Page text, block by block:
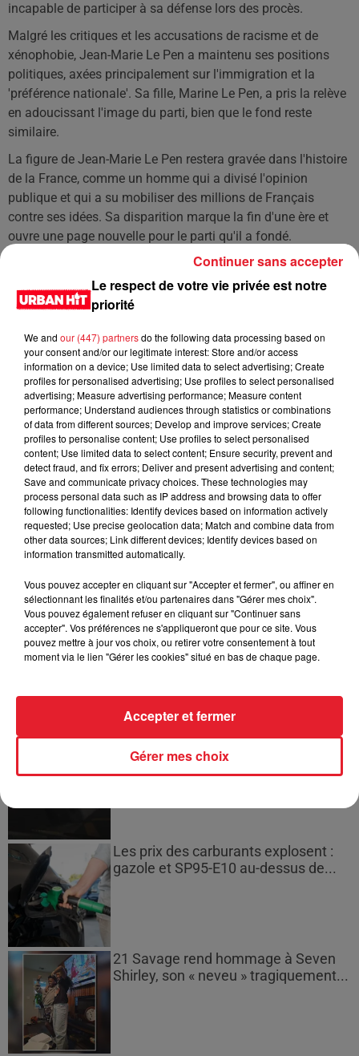
incapable de participer à sa défense lors des procès.
Malgré les critiques et les accusations de racisme et de
xénophobie, Jean-Marie Le Pen a maintenu ses positions
politiques, axées principalement sur l'immigration et la
'préférence nationale'. Sa fille, Marine Le Pen, a pris la relève
en adoucissant l'image du parti, bien que le fond reste
similaire.
La figure de Jean-Marie Le Pen restera gravée dans l'histoire
de la France, comme un homme qui a divisé l'opinion
publique et qui a su mobiliser des millions de Français
contre ses idées. Sa disparition marque la fin d'une ère et
ouvre une page nouvelle pour le parti qu'il a fondé.
LES DERNIÈRES NEWS
d'un homme prétendant être son fils
Cassie met fin à une ex-escorte
masculine dans sa bataille...
Des vitres tombent de la tour
Montparnasse : des désaccords
Incendies en Gironde : encore
plusieurs semaines avant
de deux militaires disparus...
Les prix des carburants explosent :
gazole et SP95-E10 au-dessus de...
21 Savage rend hommage à Seven
Shirley, son « neveu » tragiquement...
Le respect de votre vie privée est notre
priorité
We and our (447) partnersdo the following data processing based on
your consent and/or our legitimate interest: Store and/or access
information on a device; Use limited data to select advertising; Create
profiles for personalised advertising; Use profiles to select personalised
advertising; Measure advertising performance; Measure content
performance; Understand audiences through statistics or combinations
of data from different sources; Develop and improve services; Create
profiles to personalise content; Use profiles to select personalised
content; Use limited data to select content; Ensure security, prevent and
detect fraud, and fix errors; Deliver and present advertising and content;
Save and communicate privacy choices. These technologies may
process personal data such as IP address and browsing data to offer
following functionalities: Identify devices based on information actively
requested; Use precise geolocation data; Match and combine data from
other data sources; Link different devices; Identify devices based on
information transmitted automatically.
Vous pouvez accepter en cliquant sur "Accepter et fermer", ou affiner en
sélectionnant les finalités et/ou partenaires dans "Gérer mes choix".
Vous pouvez également refuser en cliquant sur "Continuer sans
accepter". Vos préférences ne s'appliqueront que pour ce site. Vous
pouvez mettre à jour vos choix, ou retirer votre consentement à tout
moment via le lien "Gérer les cookies" situé en bas de chaque page.
Gérer mes choix
Accepter et fermer
Continuer sans accepter